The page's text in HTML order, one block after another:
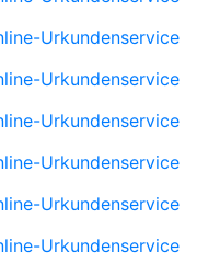
Urkundenservice
Urkundenservice
Urkundenservice
Urkundenservice
Urkundenservice
Urkundenservice